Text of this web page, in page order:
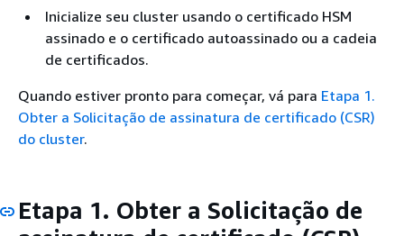
Inicialize seu cluster usando o certificado HSM
assinado e o certificado autoassinado ou a cadeia
de certificados.
Quando estiver pronto para começar, vá para Etapa 1.
Obter a Solicitação de assinatura de certificado (CSR)
do cluster.
Etapa 1. Obter a Solicitação de